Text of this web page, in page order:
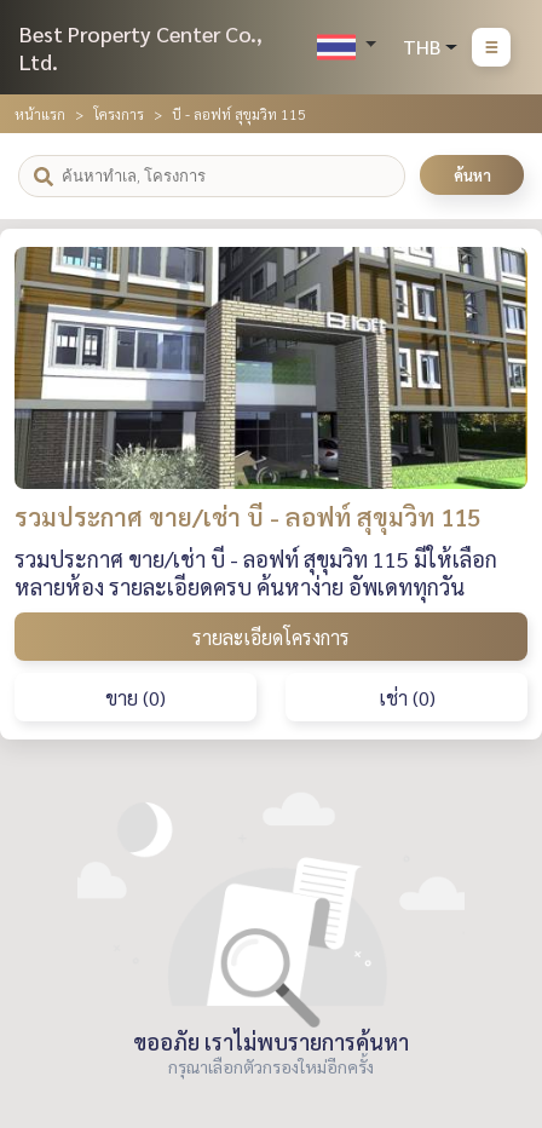
Best Property Center Co.,
Ltd.
THB
หน้าแรก โครงการ บี - ลอฟท์ สุขุมวิท 115
ค้นหา
รวมประกาศ ขาย/เช่า บี - ลอฟท์ สุขุมวิท 115
รวมประกาศ ขาย/เช่า บี - ลอฟท์ สุขุมวิท 115 มีให้เลือก
หลายห้อง รายละเอียดครบ ค้นหาง่าย อัพเดททุกวัน
รายละเอียดโครงการ
ขาย (0) เช่า (0)
ขออภัย เราไม่พบรายการค้นหา
กรุณาเลือกตัวกรองใหม่อีกครั้ง